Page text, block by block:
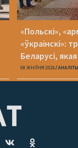
«Польскі»,
«ўкраінскі»:
Беларусі,
08 ЖНІЎНЯ 2026